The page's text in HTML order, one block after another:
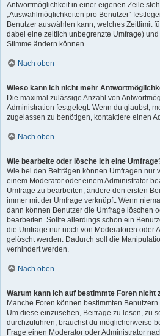
Antwortmöglichkeit in einer eigenen Zeile
„Auswahlmöglichkeiten pro Benutzer“
Benutzer auswählen kann, welches Zeitlimit
dabei eine zeitlich unbegrenzte Umfrage)
Stimme ändern können.
Nach oben
Wieso kann ich nicht mehr
Die maximal zulässige Anzahl von
Administration festgelegt. Wenn du glaubst,
zugelassen zu benötigen, kontaktiere einen
Nach oben
Wie bearbeite oder lösche ich eine
Wie bei den Beiträgen können Umfragen nur
einem Moderator oder einem Administrator
Umfrage zu bearbeiten, ändere den ersten
immer mit der Umfrage verknüpft. Wenn
dann können Benutzer die Umfrage löschen
bearbeiten. Sollte allerdings schon ein
die Umfrage nur noch von Moderatoren oder
gelöscht werden. Dadurch soll die
verhindert werden.
Nach oben
Warum kann ich auf bestimmte Foren nicht
Manche Foren können bestimmten
Um diese einzusehen, Beiträge zu lesen, zu
durchzuführen, brauchst du möglicherweise
Frage einen Moderator oder Administrator